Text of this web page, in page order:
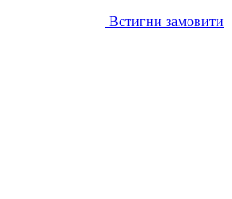
Встигни замовити